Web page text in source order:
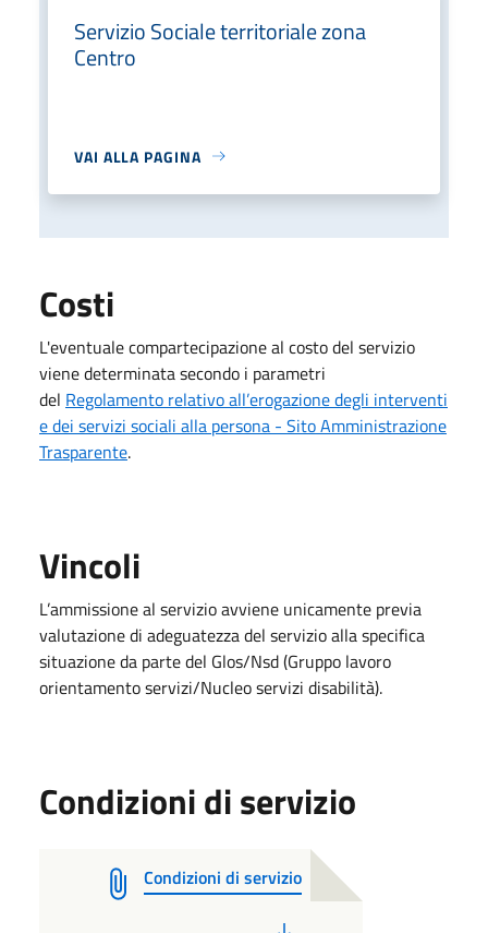
Servizio Sociale territoriale zona
Centro
VAI ALLA PAGINA
Costi
L'eventuale compartecipazione al costo del servizio
viene determinata secondo i parametri
del Regolamento relativo all’erogazione degli interventi
e dei servizi sociali alla persona - Sito Amministrazione
Trasparente.
Vincoli
L’ammissione al servizio avviene unicamente previa
valutazione di adeguatezza del servizio alla specifica
situazione da parte del Glos/Nsd (Gruppo lavoro
orientamento servizi/Nucleo servizi disabilità).
Condizioni di servizio
Condizioni di servizio